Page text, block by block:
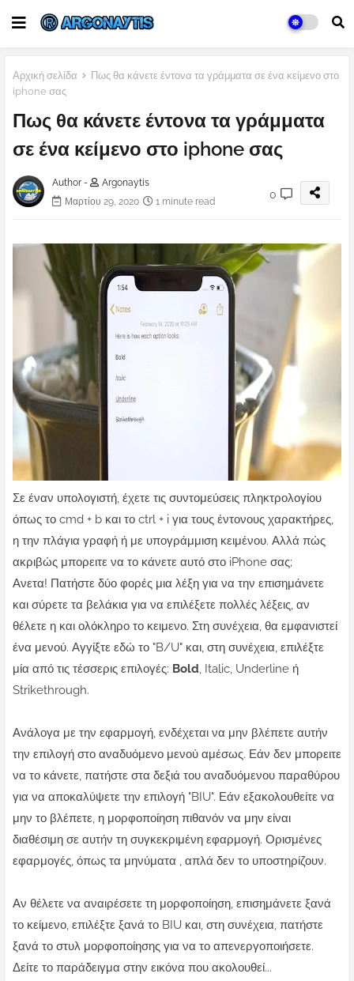
Αρχική σελίδα
Πως θα κάνετε έντονα τα γράμματα σε ένα κείμενο στο
iphone σας
Πως θα κάνετε έντονα τα γράμματα
σε ένα κείμενο στο iphone σας
Author -
Argonaytis
Μαρτίου 29, 2020
1 minute read
0
Σε έναν υπολογιστή, έχετε τις συντομεύσεις πληκτρολογίου
όπως το cmd + b και το ctrl + i για τους έντονους χαρακτήρες,
η την πλάγια γραφή ή με υπογράμμιση κειμένου. Αλλά πώς
ακριβώς μπορειτε να το κάνετε αυτό στο iPhone σας;
Ανετα! Πατήστε δύο φορές μια λέξη για να την επισημάνετε
και σύρετε τα βελάκια για να επιλέξετε πολλές λέξεις, αν
θέλετε η και ολόκληρο το κειμενο. Στη συνέχεια, θα εμφανιστεί
ένα μενού. Αγγίξτε εδώ το "B/U" και, στη συνέχεια, επιλέξτε
μία από τις τέσσερις επιλογές: Bold, Italic, Underline ή
Strikethrough.
Ανάλογα με την εφαρμογή, ενδέχεται να μην βλέπετε αυτήν
την επιλογή στο αναδυόμενο μενού αμέσως. Εάν δεν μπορειτε
να το κάνετε, πατήστε στα δεξιά του αναδυόμενου παραθύρου
για να αποκαλύψετε την επιλογή "BIU". Εάν εξακολουθείτε να
μην το βλέπετε, η μορφοποίηση πιθανόν να μην είναι
διαθέσιμη σε αυτήν τη συγκεκριμένη εφαρμογή. Ορισμένες
εφαρμογές, όπως τα μηνύματα , απλά δεν το υποστηρίζουν.
Αν θέλετε να αναιρέσετε τη μορφοποίηση, επισημάνετε ξανά
το κείμενο, επιλέξτε ξανά το BIU και, στη συνέχεια, πατήστε
ξανά το στυλ μορφοποίησης για να το απενεργοποιήσετε.
Δείτε το παράδειγμα στην εικόνα που ακολουθεί...